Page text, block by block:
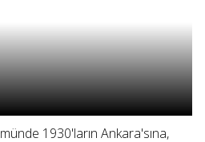
1930'ların Ankara'sına,